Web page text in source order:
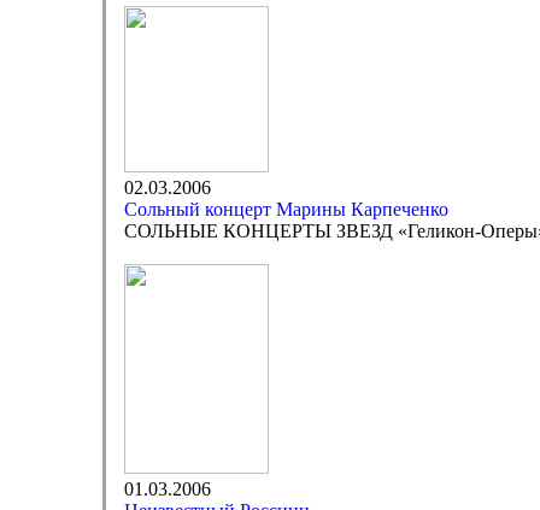
02.03.2006
Сольный концерт Марины Карпеченко
СОЛЬНЫЕ КОНЦЕРТЫ ЗВЕЗД «Геликон-
01.03.2006